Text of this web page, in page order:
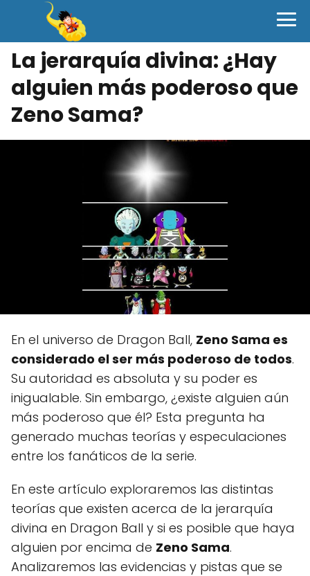
La jerarquía divina: ¿Hay
alguien más poderoso que
Zeno Sama?
En el universo de Dragon Ball, Zeno Sama es
considerado el ser más poderoso de todos.
Su autoridad es absoluta y su poder es
inigualable. Sin embargo, ¿existe alguien aún
más poderoso que él? Esta pregunta ha
generado muchas teorías y especulaciones
entre los fanáticos de la serie.
En este artículo exploraremos las distintas
teorías que existen acerca de la jerarquía
divina en Dragon Ball y si es posible que haya
alguien por encima de Zeno Sama.
Analizaremos las evidencias y pistas que se